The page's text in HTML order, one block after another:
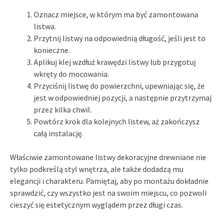
Oznacz miejsce, w którym ma być zamontowana
listwa.
Przytnij listwy na odpowiednią długość, jeśli jest to
konieczne.
Aplikuj klej wzdłuż krawędzi listwy lub przygotuj
wkręty do mocowania.
Przyciśnij listwę do powierzchni, upewniając się, że
jest w odpowiedniej pozycji, a następnie przytrzymaj
przez kilka chwil.
Powtórz krok dla kolejnych listew, aż zakończysz
całą instalację.
Właściwie zamontowane listwy dekoracyjne drewniane nie
tylko podkreślą styl wnętrza, ale także dodadzą mu
elegancji i charakteru. Pamiętaj, aby po montażu dokładnie
sprawdzić, czy wszystko jest na swoim miejscu, co pozwoli
cieszyć się estetycznym wyglądem przez długi czas.